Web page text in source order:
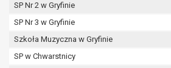
SP Nr 2 w Gryfinie
SP Nr 3 w Gryfinie
Szkoła Muzyczna w Gryfinie
SP w Chwarstnicy
dane osobowe, podanie danych
dobrowolne albo jest wymogiem
umownym.
Pani/Pana dane nie będą